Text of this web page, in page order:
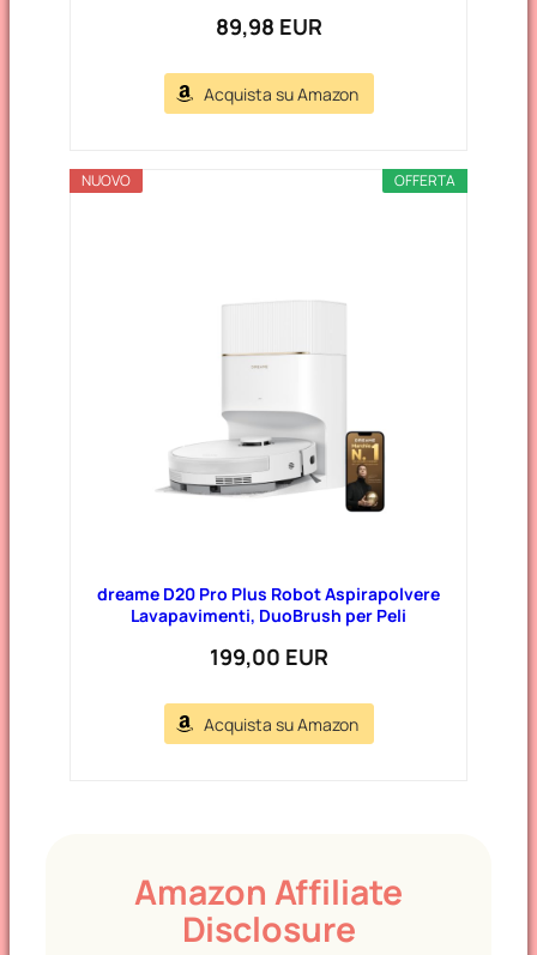
89,98 EUR
Acquista su Amazon
OFFERTA
NUOVO
dreame D20 Pro Plus Robot Aspirapolvere
Lavapavimenti, DuoBrush per Peli
199,00 EUR
Acquista su Amazon
Amazon Affiliate
Disclosure